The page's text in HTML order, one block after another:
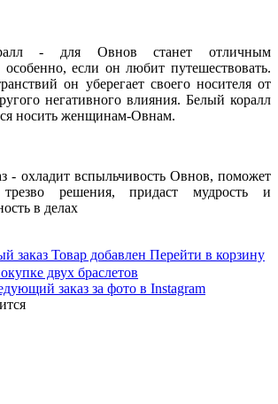
- для Овнов станет отличным
особенно, если он любит путешествовать.
он уберегает своего носителя от
негативного влияния. Белый коралл
носить женщинам-Овнам.
- охладит вспыльчивость Овнов, поможет
решения, придаст мудрость и
в делах
заказ Товар добавлен Перейти в корзину
двух браслетов
заказ за фото в Instagram